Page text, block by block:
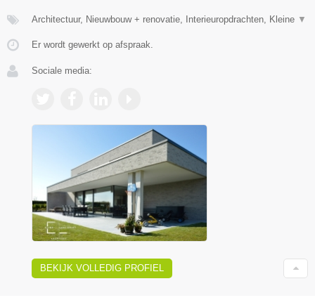
Architectuur, Nieuwbouw + renovatie, Interieuropdrachten, Kleine ▼
Er wordt gewerkt op afspraak.
Sociale media:
BEKIJK VOLLEDIG PROFIEL